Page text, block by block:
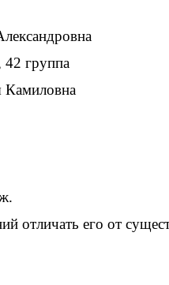
Камиловна
отличать его от